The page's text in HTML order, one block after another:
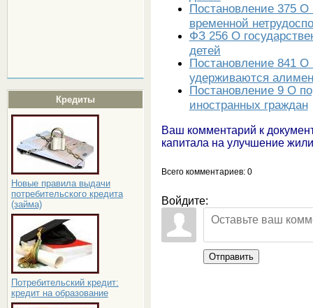
Кредиты
Новые правила выдачи
потребительского кредита
(займа)
Потребительский кредит:
кредит на образование
Постановление 375 О
временной
ФЗ 256 О
детей
Постановление 841 О
удерживаются
Постановление 9 О
иностранных граждан
Ваш комментарий к
капитала на улучшение
Всего комментариев: 0
Войдите:
Отправить